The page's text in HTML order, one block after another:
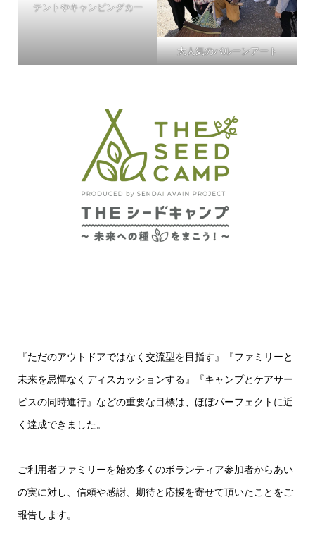
テントやキャンピングカー
大人気のバルーンアート
『ただのアウトドアではなく交流型を目指す』『ファミリーと
未来を忌憚なくディスカッションする』『キャンプとケアサー
ビスの同時進行』などの重要な目標は、ほぼパーフェクトに近
く達成できました。
ご利用者ファミリーを始め多くのボランティア参加者からあい
の実に対し、信頼や感謝、期待と応援を寄せて頂いたことをご
報告します。